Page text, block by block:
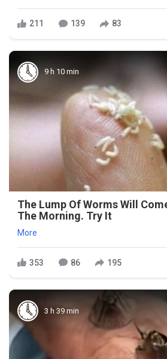
211 139 83
9 h 10 min
The Lump Of Worms Will
The Morning. Try It
More
353 86 195
3 h 39 min